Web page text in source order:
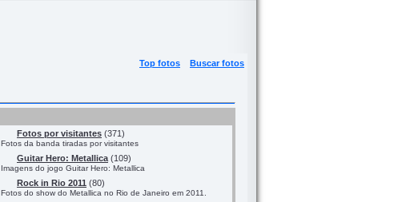
Top fotos Buscar fotos
Fotos por visitantes (371)
Fotos da banda tiradas por visitantes
Guitar Hero: Metallica (109)
Imagens do jogo Guitar Hero: Metallica
Rock in Rio 2011 (80)
Fotos do show do Metallica no Rio de Janeiro em 2011.